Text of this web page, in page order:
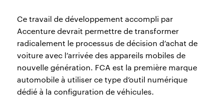
Ce travail de développement accompli par
Accenture devrait permettre de transformer
radicalement le processus de décision d’achat de
voiture avec l’arrivée des appareils mobiles de
nouvelle génération. FCA est la première marque
automobile à utiliser ce type d’outil numérique
dédié à la configuration de véhicules.